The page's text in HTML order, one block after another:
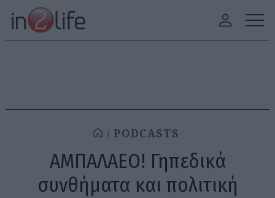
PODCASTS
ΑΜΠΑΛΑΕΟ! Γηπεδικά
συνθήματα και πολιτική